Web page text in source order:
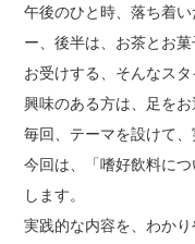
午後のひと時、落ち着
ー、後半は、お茶とお
お受けする、そんなスタ
興味のある方は、足をお
毎回、テーマを設けて、
今回は、「嗜好飲料に
します。
実践的な内容を、わかり